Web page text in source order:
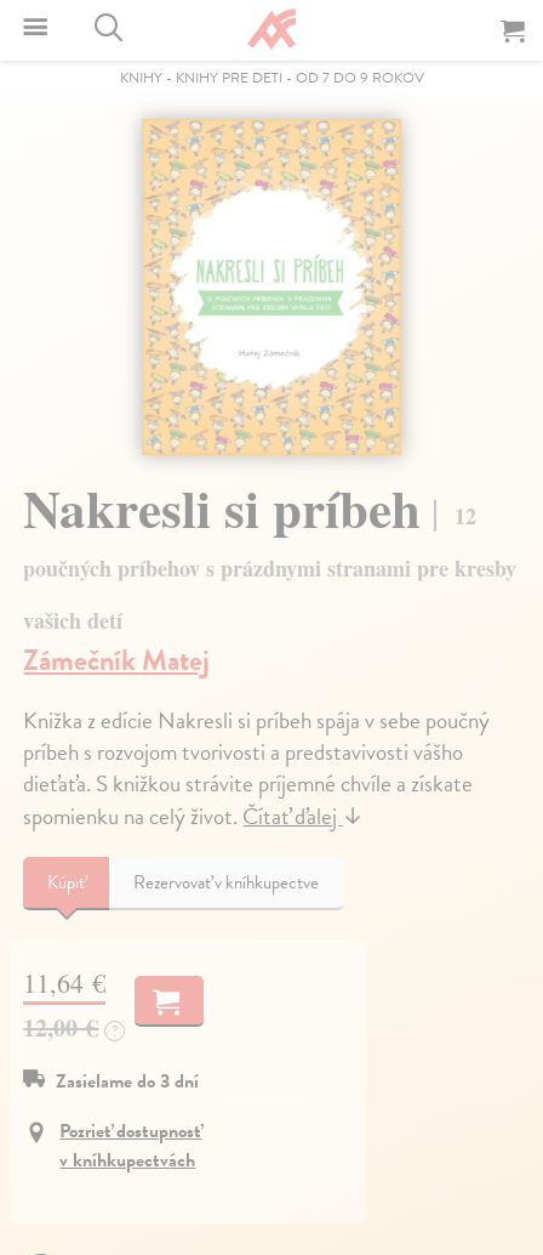
KNIHY- KNIHY PRE DETI - OD 7 DO 9 ROKOV
Nakresli si príbeh
12
poučných príbehov s prázdnymi stranami pre kresby
vašich detí
Zámečník Matej
Knižka z edície Nakresli si príbeh spája v sebe poučný
príbeh s rozvojom tvorivosti a predstavivosti vášho
dieťaťa. S knižkou strávite príjemné chvíle a získate
spomienku na celý život.Čítať ďalej↓
Kúpiť Rezervovať v kníhkupectve
11,64 €
12,00 € ?
Zasielame do 3 dní
Pozrieť dostupnosť
v kníhkupectvách